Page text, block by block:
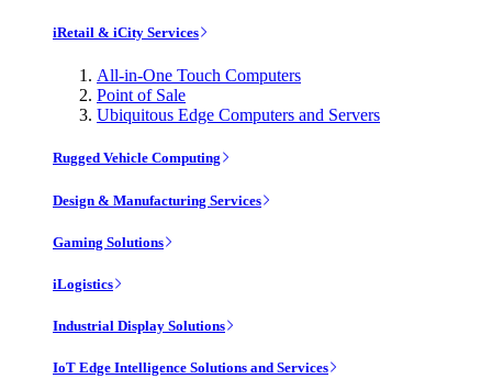
iRetail & iCity Services
All-in-One Touch Computers
Point of Sale
Ubiquitous Edge Computers and Servers
Rugged Vehicle Computing
Design & Manufacturing Services
Gaming Solutions
iLogistics
Industrial Display Solutions
IoT Edge Intelligence Solutions and Services